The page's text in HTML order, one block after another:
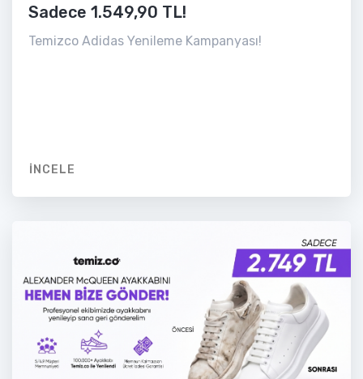
Sadece 1.549,90 TL!
Temizco Adidas Yenileme Kampanyası!
İNCELE